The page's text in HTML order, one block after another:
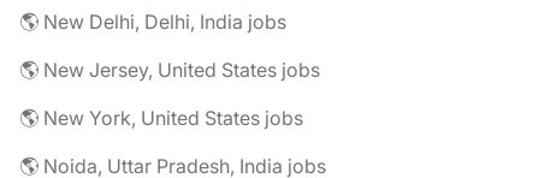
🌎 New Delhi, Delhi, India jobs
🌎 New Jersey, United States jobs
🌎 New York, United States jobs
🌎 Noida, Uttar Pradesh, India jobs